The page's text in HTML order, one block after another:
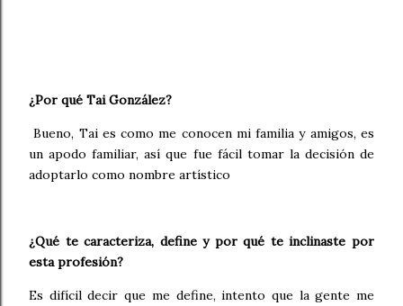
¿Por qué Tai González?
Bueno, Tai es como me conocen mi familia y amigos, es
un apodo familiar, así que fue fácil tomar la decisión de
adoptarlo como nombre artístico
¿Qué te caracteriza, define y por qué te inclinaste por
esta profesión?
Es difícil decir que me define, intento que la gente me